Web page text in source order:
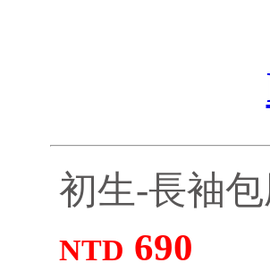
初生-長袖
NTD 690